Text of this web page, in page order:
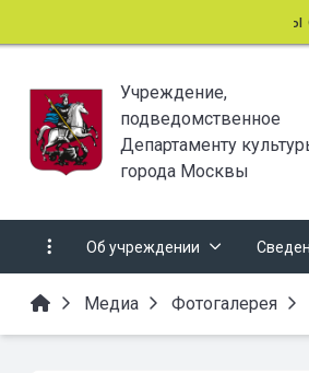
Этот сайт использует файлы
Учреждение,
подведомственное
Департаменту
города Москвы
Об учреждении
Медиа Фотогалерея